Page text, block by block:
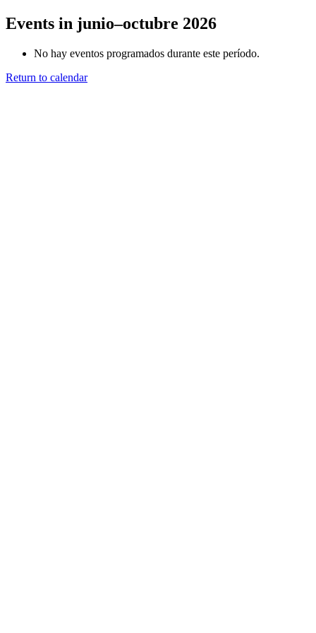
Events in junio–octubre 2026
No hay eventos programados durante este período.
Return to calendar